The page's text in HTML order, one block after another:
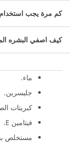
أن تسبب جفاف أو
معلومات
ماء.
جليسرين.
كبريتات
فيتامين E.
مستخلص
كم مرة يجب
كيف اصفي البشره